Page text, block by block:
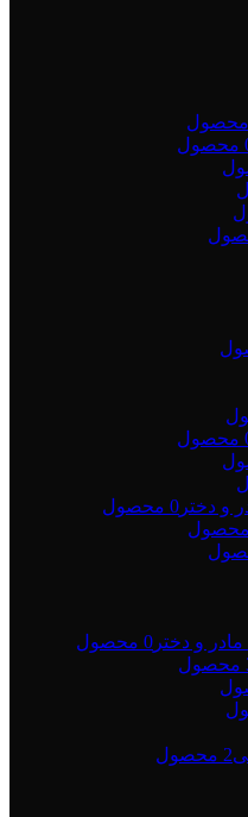
و دختر 0 محصول
و دختر 0 محصول
2 محصول